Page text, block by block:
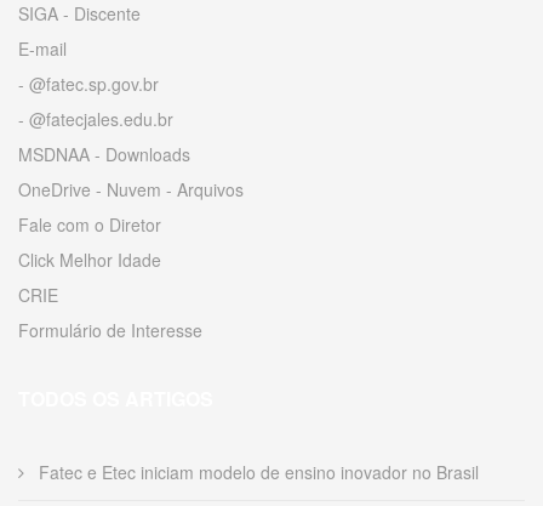
SIGA - Discente
E-mail
- @fatec.sp.gov.br
- @fatecjales.edu.br
MSDNAA - Downloads
OneDrive - Nuvem - Arquivos
Fale com o Diretor
Click Melhor Idade
CRIE
Formulário de Interesse
Fatec e Etec iniciam modelo de ensino inovador no Brasil